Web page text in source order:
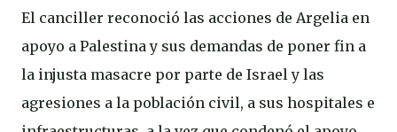
El canciller reconoció las acciones de Argelia en
apoyo a Palestina y sus demandas de poner fin a
la injusta masacre por parte de Israel y las
agresiones a la población civil, a sus hospitales e